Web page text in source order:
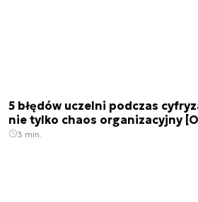
5 błędów uczelni podczas
nie tylko chaos organizacyjny
3 min.